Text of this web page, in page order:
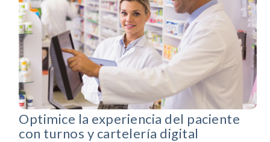
Optimice la experiencia del paciente
con turnos y cartelería digital